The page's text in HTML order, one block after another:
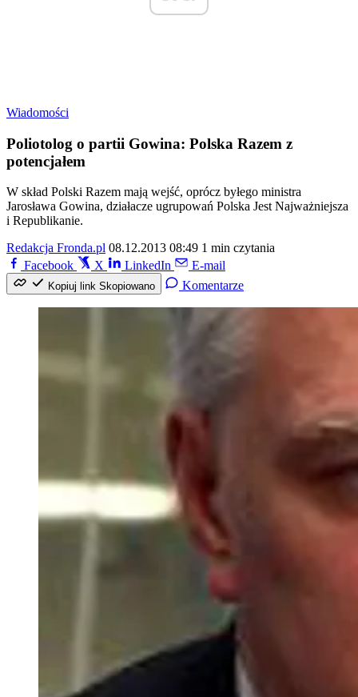
Wiadomości
Poliotolog o partii Gowina: Polska Razem z
potencjałem
W skład Polski Razem mają wejść, oprócz byłego ministra
Jarosława Gowina, działacze ugrupowań Polska Jest Najważniejsza
i Republikanie.
Redakcja Fronda.pl 08.12.2013 08:49 1 min czytania
Facebook
X LinkedIn E-mail
Kopiuj link Skopiowano Komentarze